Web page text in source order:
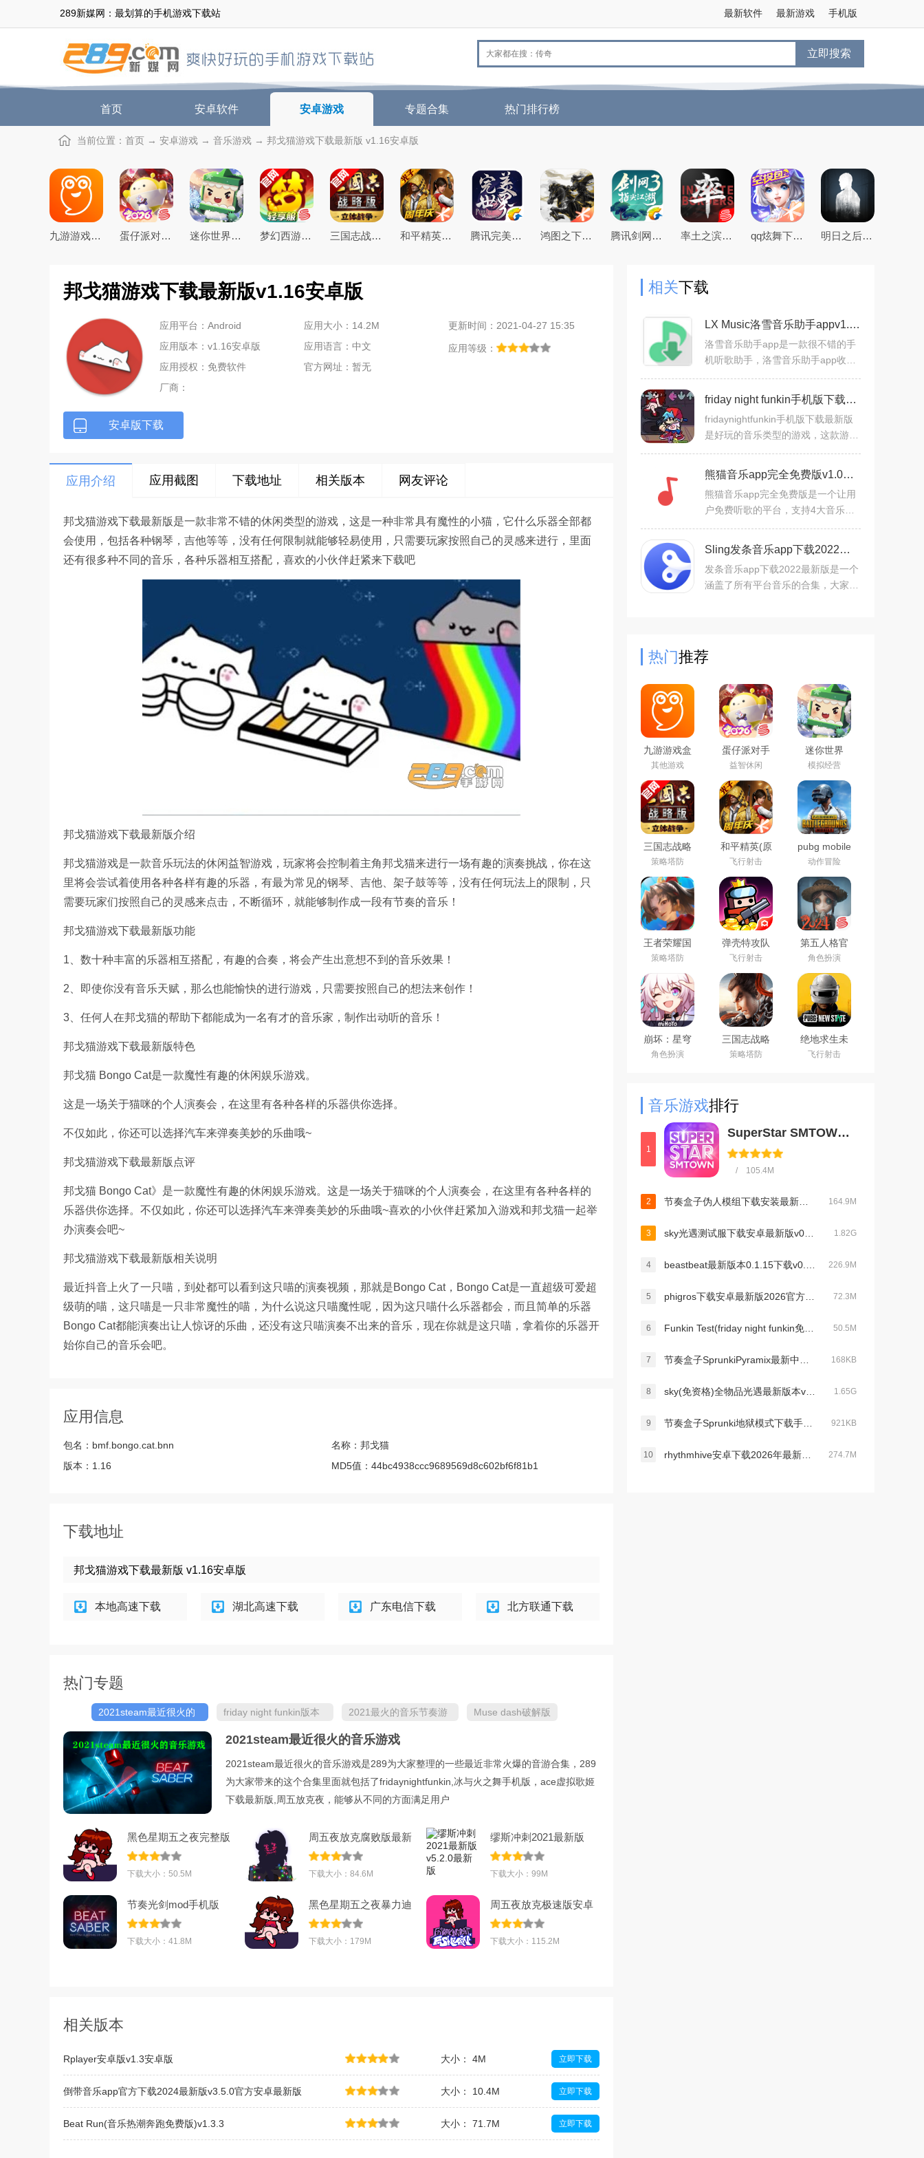
289新媒网：最划算的手机游戏下载站 手机版
最新游戏
最新软件
立即搜索
首页 安卓软件 安卓游戏 专题合集 热门排行榜
当前位置： 首页 → 安卓游戏 → 音乐游戏 → 邦戈猫游戏下载最新版 v1.16安卓版
九游游戏盒子app2026最新版 蛋仔派对手游(猫和老鼠联动返场)下载官方正版 迷你世界2026最新官方版 梦幻西游手游下载2026最新版 三国志战略版2026官方最新版 和平精英(原刺激战场)官方最新版 腾讯完美世界手游 鸿图之下腾讯游戏正式版 腾讯剑网3指尖江湖手游 率土之滨手游下载2026最新版本 qq炫舞下载2026最新版 明日之后官方手游版
邦戈猫游戏下载最新版v1.16安卓版
应用平台：Android 应用大小：14.2M
更新时间：2021-04-27 15:35
应用版本：v1.16安卓版
应用语言：中文
应用等级：
应用授权：免费软件
官方网址：暂无
厂商：
安卓版下载
应用介绍 应用截图 下载地址 相关版本 网友评论
邦戈猫游戏下载最新版是一款非常不错的休闲类型的游戏，这是一种非常具有魔性的小猫，它什么乐器全部都
会使用，包括各种钢琴，吉他等等，没有任何限制就能够轻易使用，只需要玩家按照自己的灵感来进行，里面
还有很多种不同的音乐，各种乐器相互搭配，喜欢的小伙伴赶紧来下载吧
邦戈猫游戏下载最新版介绍
邦戈猫游戏是一款音乐玩法的休闲益智游戏，玩家将会控制着主角邦戈猫来进行一场有趣的演奏挑战，你在这
里将会尝试着使用各种各样有趣的乐器，有最为常见的钢琴、吉他、架子鼓等等，没有任何玩法上的限制，只
需要玩家们按照自己的灵感来点击，不断循环，就能够制作成一段有节奏的音乐！
邦戈猫游戏下载最新版功能
1、数十种丰富的乐器相互搭配，有趣的合奏，将会产生出意想不到的音乐效果！
2、即使你没有音乐天赋，那么也能愉快的进行游戏，只需要按照自己的想法来创作！
3、任何人在邦戈猫的帮助下都能成为一名有才的音乐家，制作出动听的音乐！
邦戈猫游戏下载最新版特色
邦戈猫 Bongo Cat是一款魔性有趣的休闲娱乐游戏。
这是一场关于猫咪的个人演奏会，在这里有各种各样的乐器供你选择。
不仅如此，你还可以选择汽车来弹奏美妙的乐曲哦~
邦戈猫游戏下载最新版点评
邦戈猫 Bongo Cat》是一款魔性有趣的休闲娱乐游戏。这是一场关于猫咪的个人演奏会，在这里有各种各样的
乐器供你选择。不仅如此，你还可以选择汽车来弹奏美妙的乐曲哦~喜欢的小伙伴赶紧加入游戏和邦戈猫一起举
办演奏会吧~
邦戈猫游戏下载最新版相关说明
最近抖音上火了一只喵，到处都可以看到这只喵的演奏视频，那就是Bongo Cat，Bongo Cat是一直超级可爱超
级萌的喵，这只喵是一只非常魔性的喵，为什么说这只喵魔性呢，因为这只喵什么乐器都会，而且简单的乐器
Bongo Cat都能演奏出让人惊讶的乐曲，还没有这只喵演奏不出来的音乐，现在你就是这只喵，拿着你的乐器开
始你自己的音乐会吧。
应用信息
包名： bmf.bongo.cat.bnn 名称： 邦戈猫
版本： 1.16 MD5值： 44bc4938ccc9689569d8c602bf6f81b1
下载地址
邦戈猫游戏下载最新版 v1.16安卓版
本地高速下载 湖北高速下载 广东电信下载 北方联通下载
热门专题
2021steam最近很火的
音乐游戏
friday night funkin版本
2021最火的音乐节奏游
Muse dash破解版
2021steam最近很火的音乐游戏
2021steam最近很火的音乐游戏是289为大家整理的一些最近非常火爆的音游合集，289
为大家带来的这个合集里面就包括了fridaynightfunkin,冰与火之舞手机版，ace虚拟歌姬
下载最新版,周五放克夜，能够从不同的方面满足用户
黑色星期五之夜完整版
v2.7安卓版
下载大小：50.5M
周五夜放克腐败版最新
安卓完整版v0
下载大小：84.6M
缪斯冲刺2021最新版
v5.2.0最新版
下载大小：99M
节奏光剑mod手机版
v1.1.5最新版
下载大小：41.8M
黑色星期五之夜暴力迪
小丑手机版(F
下载大小：179M
周五夜放克极速版安卓
免费版v1.5安
下载大小：115.2M
相关版本
Rplayer安卓版v1.3安卓版 大小： 4M 立即下载
倒带音乐app官方下载2024最新版v3.5.0官方安卓最新版 大小： 10.4M 立即下载
Beat Run(音乐热潮奔跑免费版)v1.3.3 大小： 71.7M 立即下载
相关下载
LX Music洛雪音乐助手appv1.8.2安卓版
洛雪音乐助手app是一款很不错的手
机听歌助手，洛雪音乐助手app收集
们可以免费的听到海量的歌曲，其他
平台VIP的音乐这里都可以免
friday night funkin手机版下载最新版v0.2.7.1正版
fridaynightfunkin手机版下载最新版
是好玩的音乐类型的游戏，这款游戏
不同的音乐画风，还可以加入很多种
不同的乐曲，在这里玩家
熊猫音乐app完全免费版v1.0安卓版
熊猫音乐app完全免费版是一个让用
户免费听歌的平台，支持4大音乐平
试听。熊猫音乐app是完全免费的，
同步更新4大平台曲库，而且
Sling发条音乐app下载2022最新版v2.5.0官方版
发条音乐app下载2022最新版是一个
涵盖了所有平台音乐的合集，大家想
热门推荐
九游游戏盒
子app2026
最新版
其他游戏
蛋仔派对手
游(猫和老鼠
联动返场)下
载官方正版
益智休闲
迷你世界
2026最新官
方版
模拟经营
三国志战略
版2026官方
最新版
策略塔防
和平精英(原
刺激战场)官
方最新版
飞行射击
pubg mobile
绝地求生国
际服官方下
载2026最新
版本
动作冒险
王者荣耀国
际服下载
2026官方手
机版
（Honor of
Kings）
策略塔防
弹壳特攻队
手游(新赛
季)下载
2026最新版
飞行射击
第五人格官
服网易安卓
客户端
角色扮演
崩坏：星穹
铁道官方手
游下载安卓
角色扮演
三国志战略
版安卓灵犀
客户端3D最
策略塔防
绝地求生未
来之役手游
国际服下载
飞行射击
音乐游戏排行
1
SuperStar SMTOWNv3.8.1官方安卓版
/ 105.4M
2 164.9M
3 1.82G
4 226.9M
5 72.3M
6 50.5M
7 168KB
8 1.65G
9 921KB
10 274.7M